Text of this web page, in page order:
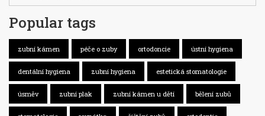
Popular tags
zubní kámen péče o zuby ortodoncie ústní hygiena
dentální hygiena zubní hygiena estetická stomatologie
úsměv zubní plak zubní kámen u dětí bělení zubů